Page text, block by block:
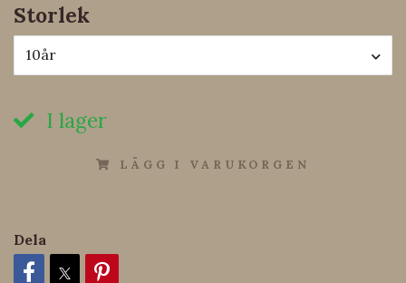
Storlek
10år
I lager
LÄGG I VARUKORGEN
Dela